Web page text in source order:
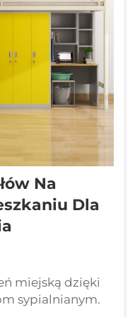
Na
Dla
miejską dzięki
sypialnianym.